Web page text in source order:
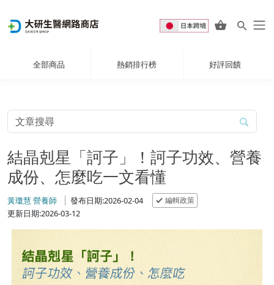
全部商品 熱銷排行榜 好評回饋
結晶剋星「訶子」！訶子功效、營養
成份、怎麼吃一文看懂
黃瓊慧 營養師 發布日期:2026-02-04 編輯政策
更新日期:2026-03-12